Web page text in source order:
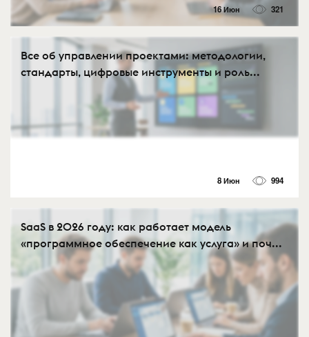
16 Июн 321
Все об управлении проектами: методологии,
стандарты, цифровые инструменты и роль...
8 Июн 994
SaaS в 2026 году: как работает модель
«программное обеспечение как услуга» и поч...